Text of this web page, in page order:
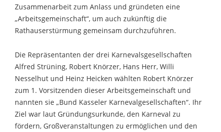
Zusammenarbeit zum Anlass und gründeten eine
„Arbeitsgemeinschaft“, um auch zukünftig die
Rathauserstürmung gemeinsam durchzuführen.
Die Repräsentanten der drei Karnevalsgesellschaften
Alfred Strüning, Robert Knörzer, Hans Herr, Willi
Nesselhut und Heinz Heicken wählten Robert Knörzer
zum 1. Vorsitzenden dieser Arbeitsgemeinschaft und
nannten sie „Bund Kasseler Karnevalgesellschaften“. Ihr
Ziel war laut Gründungsurkunde, den Karneval zu
fördern, Großveranstaltungen zu ermöglichen und den